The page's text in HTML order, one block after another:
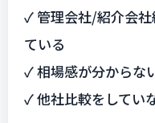
✓ 管理会社/紹介会
ている
✓ 相場感が分からな
✓ 他社比較をしてい